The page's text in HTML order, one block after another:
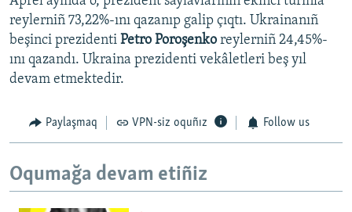
reylerniñ 73,22%-ını qazanıp galip çıqtı. Ukrainanıñ
beşinci prezidenti Petro Poroşenko reylerniñ 24,45%-
ını qazandı. Ukraina prezidenti vekâletleri beş yıl
devam etmektedir.
Paylaşmaq VPN-siz oquñız Follow us
Oqumağa devam etiñiz